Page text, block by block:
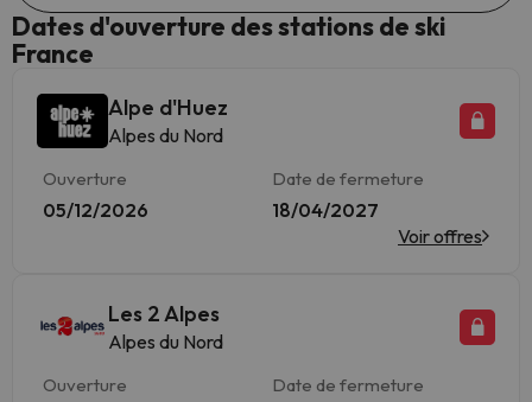
Dates d'ouverture des stations de ski
France
Alpe d'Huez
Alpes du Nord
Ouverture
05/12/2026
Date de fermeture
18/04/2027
Voir offres
Les 2 Alpes
Alpes du Nord
Ouverture Date de fermeture